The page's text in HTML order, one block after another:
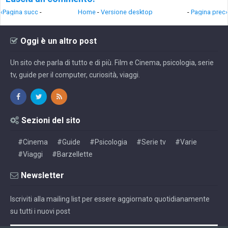
‹Pagina succ - - Pagina prec›
Home - Versione desktop
Oggi è un altro post
Un sito che parla di tutto e di più. Film e Cinema, psicologia, serie
tv, guide per il computer, curiosità, viaggi.
Sezioni del sito
#Cinema #Guide #Psicologia #Serie tv
#Varie
#Viaggi
#Barzellette
Newsletter
Iscriviti alla mailing list per essere aggiornato quotidianamente
su tutti i nuovi post